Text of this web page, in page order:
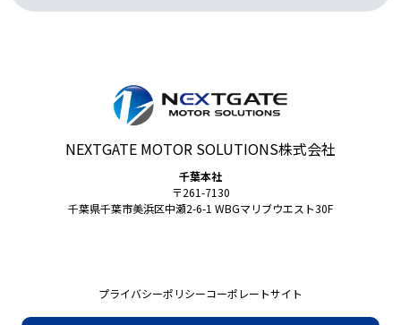
NEXTGATE MOTOR SOLUTIONS株式会社
千葉本社
〒261-7130
千葉県千葉市美浜区中瀬2-6-1 WBGマリブウエスト30F
プライバシーポリシーコーポレートサイト